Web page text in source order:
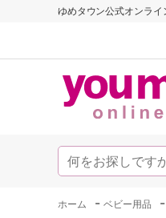
ゆめタウン公式オンライ
ホーム -ベビー用品